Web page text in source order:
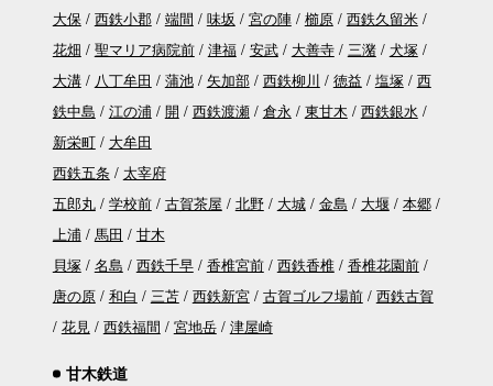
大保
西鉄小郡 端間 味坂 宮の陣 櫛原
西鉄久留米
花畑
聖マリア病院前 津福 安武 大善寺 三潴
犬塚
大溝
八丁牟田 蒲池 矢加部 西鉄柳川 徳益 塩塚
西
鉄中島
江の浦 開 西鉄渡瀬 倉永 東甘木
西鉄銀水
新栄町
大牟田
西鉄五条
太宰府
五郎丸
学校前 古賀茶屋 北野 大城 金島 大堰
本郷
上浦
馬田
甘木
貝塚
名島 西鉄千早 香椎宮前 西鉄香椎
香椎花園前
唐の原
和白 三苫 西鉄新宮 古賀ゴルフ場前
西鉄古賀
花見
西鉄福間 宮地岳 津屋崎
甘木鉄道